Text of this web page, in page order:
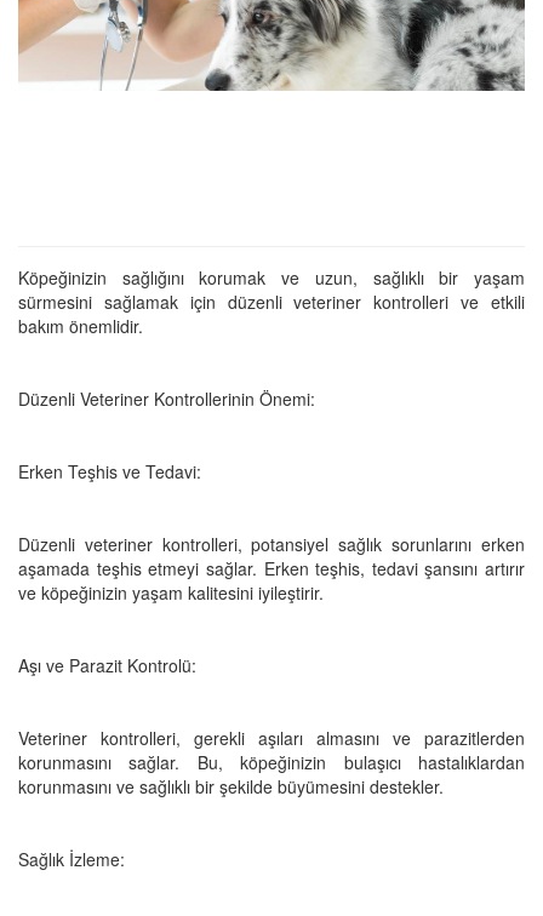
Köpeğinizin sağlığını korumak ve uzun, sağlıklı bir yaşam
sürmesini sağlamak için düzenli veteriner kontrolleri ve etkili
bakım önemlidir.
Düzenli Veteriner Kontrollerinin Önemi:
Erken Teşhis ve Tedavi:
Düzenli veteriner kontrolleri, potansiyel sağlık sorunlarını erken
aşamada teşhis etmeyi sağlar. Erken teşhis, tedavi şansını artırır
ve köpeğinizin yaşam kalitesini iyileştirir.
Aşı ve Parazit Kontrolü:
Veteriner kontrolleri, gerekli aşıları almasını ve parazitlerden
korunmasını sağlar. Bu, köpeğinizin bulaşıcı hastalıklardan
korunmasını ve sağlıklı bir şekilde büyümesini destekler.
Sağlık İzleme: